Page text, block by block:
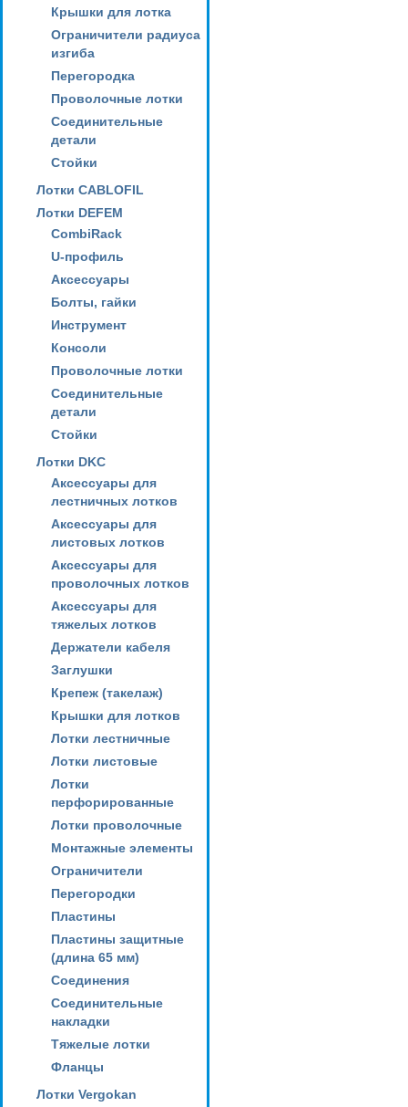
Крышки для лотка
Ограничители радиуса
изгиба
Перегородка
Проволочные лотки
Соединительные
детали
Стойки
Лотки CABLOFIL
Лотки DEFEM
CombiRack
U-профиль
Аксессуары
Болты, гайки
Инструмент
Консоли
Проволочные лотки
Соединительные
детали
Стойки
Лотки DKC
Аксессуары для
лестничных лотков
Аксессуары для
листовых лотков
Аксессуары для
проволочных лотков
Аксессуары для
тяжелых лотков
Держатели кабеля
Заглушки
Крепеж (такелаж)
Крышки для лотков
Лотки лестничные
Лотки листовые
Лотки
перфорированные
Лотки проволочные
Монтажные элементы
Ограничители
Перегородки
Пластины
Пластины защитные
(длина 65 мм)
Соединения
Соединительные
накладки
Тяжелые лотки
Фланцы
Лотки Vergokan